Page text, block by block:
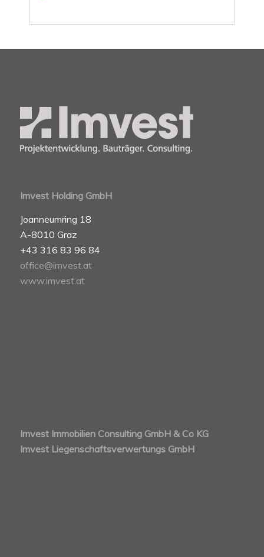
Imvest Holding GmbH
Joanneumring 18
A-8010 Graz
+43 316 83 96 84
office@imvest.at
www.imvest.at
Imvest Immobilien Consulting GmbH & Co KG
Imvest Liegenschaftsverwertungs GmbH